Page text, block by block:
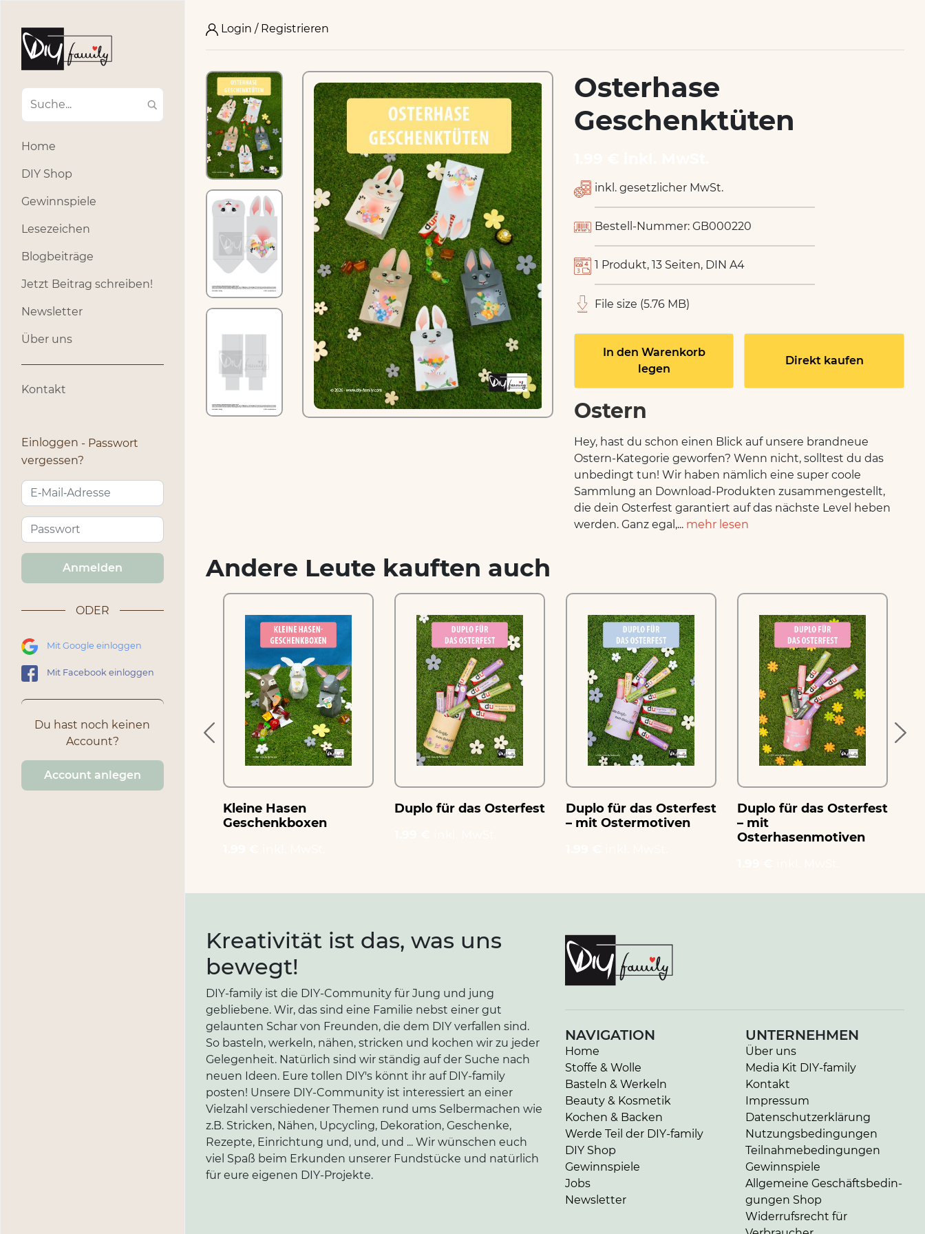
Home
DIY Shop
Gewinnspiele
Lesezeichen
Blogbeiträge
Jetzt Beitrag schreiben!
Newsletter
Über uns
Kontakt
Einloggen
Passwort
vergessen?
Anmelden
ODER
Mit Google einloggen
Mit Facebook einloggen
Du hast noch keinen
Account?
Account anlegen
Login / Registrieren
Osterhase
Geschenktüten
inkl. gesetzlicher MwSt.
Bestell-Nummer: GB000220
1 Produkt, 13 Seiten, DIN A4
File size (5.76 MB)
In den Warenkorb
legen
Direkt kaufen
Ostern
Hey, hast du schon einen Blick auf unsere brandneue
Ostern-Kategorie geworfen? Wenn nicht, solltest du das
unbedingt tun! Wir haben nämlich eine super coole
Sammlung an Download-Produkten zusammengestellt,
die dein Osterfest garantiert auf das nächste Level heben
werden. Ganz egal,... mehr lesen
Andere Leute kauften auch
Ostern
1.99 € inkl. MwSt.
Kleine Hasen
Geschenkboxen
Duplo für das Osterfest
Duplo für das Osterfest
– mit Ostermotiven
Duplo für das Osterfest
– mit
Osterhasenmotiven
Kreativität ist das, was uns
bewegt!
DIY-family ist die DIY-Community für Jung und jung
gebliebene. Wir, das sind eine Familie nebst einer gut
gelaunten Schar von Freunden, die dem DIY verfallen sind.
So basteln, werkeln, nähen, stricken und kochen wir zu jeder
Gelegenheit. Natürlich sind wir ständig auf der Suche nach
neuen Ideen. Eure tollen DIY's könnt ihr auf DIY-family
posten! Unsere DIY-Community ist interessiert an einer
Vielzahl verschiedener Themen rund ums Selbermachen wie
z.B. Stricken, Nähen, Upcycling, Dekoration, Geschenke,
Rezepte, Einrichtung und, und, und ... Wir wünschen euch
viel Spaß beim Erkunden unserer Fundstücke und natürlich
für eure eigenen DIY-Projekte.
NAVIGATION
Home
Stoffe & Wolle
Basteln & Werkeln
Beauty & Kosmetik
Kochen & Backen
Werde Teil der DIY-family
DIY Shop
Gewinnspiele
Jobs
Newsletter
UNTERNEHMEN
Über uns
Media Kit DIY-family
Kontakt
Impressum
Da­ten­schutz­er­klä­rung
Nut­zungs­be­din­gun­gen
Teil­nah­me­be­din­gun­gen
Gewinnspiele
Allgemeine Ge­schäfts­be­din­
gun­gen Shop
Widerrufsrecht für